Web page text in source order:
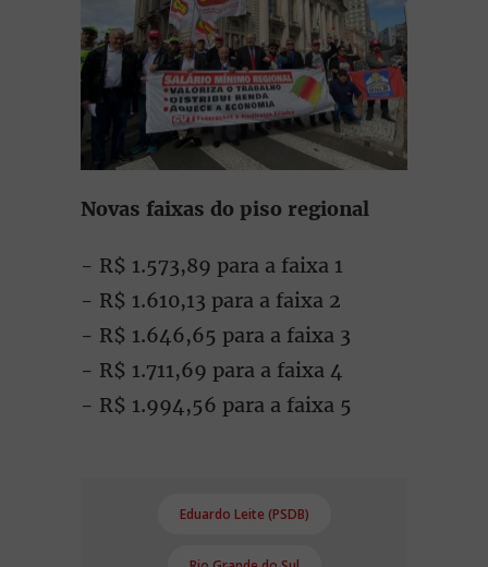
Novas faixas do piso regional
- R$ 1.573,89 para a faixa 1
- R$ 1.610,13 para a faixa 2
- R$ 1.646,65 para a faixa 3
- R$ 1.711,69 para a faixa 4
- R$ 1.994,56 para a faixa 5
Eduardo Leite (PSDB)